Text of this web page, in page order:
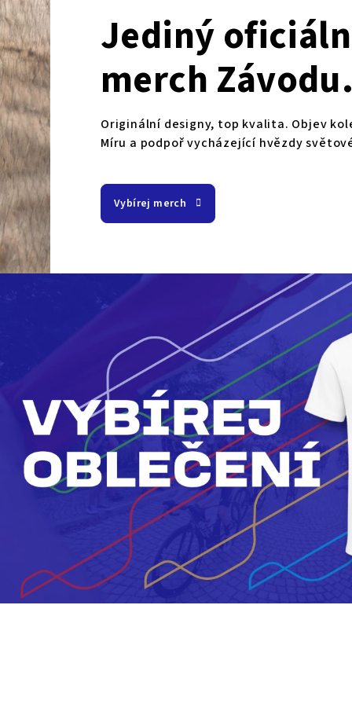
Jediný
merch Závodu
Míru je tu!
Originální designy, top kvalita. Objev
Míru a podpoř vycházející hvězdy
Vybírej merch